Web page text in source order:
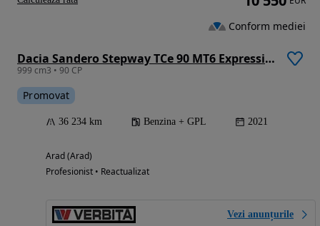
Dacia Sandero Stepway TCe 90 MT6 Expression
999 cm3 • 90 CP
Promovat
36 234 km Benzina + GPL 2021
Arad (Arad)
Profesionist • Reactualizat
Vezi anunțurile
Conform mediei